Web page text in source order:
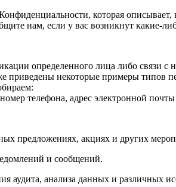
которая
нам, если у вас возникнут какие-
определенного лица либо связи с
приведены некоторые примеры
телефона, адрес электронной почты
предложениях, акциях и других
и сообщений.
анализа данных и различных